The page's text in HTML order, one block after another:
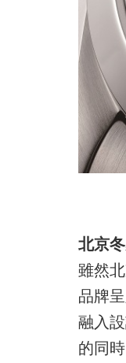
北京
雖然
品牌
融入
的同